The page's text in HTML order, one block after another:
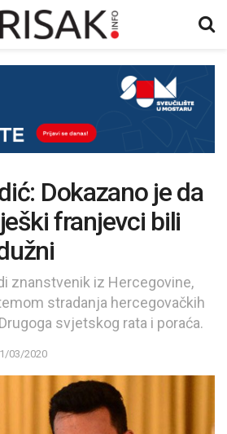
Dokazano je da
franjevci bili
znanstvenik iz Hercegovine,
stradanja hercegovačkih
svjetskog rata i poraća.
03/2020